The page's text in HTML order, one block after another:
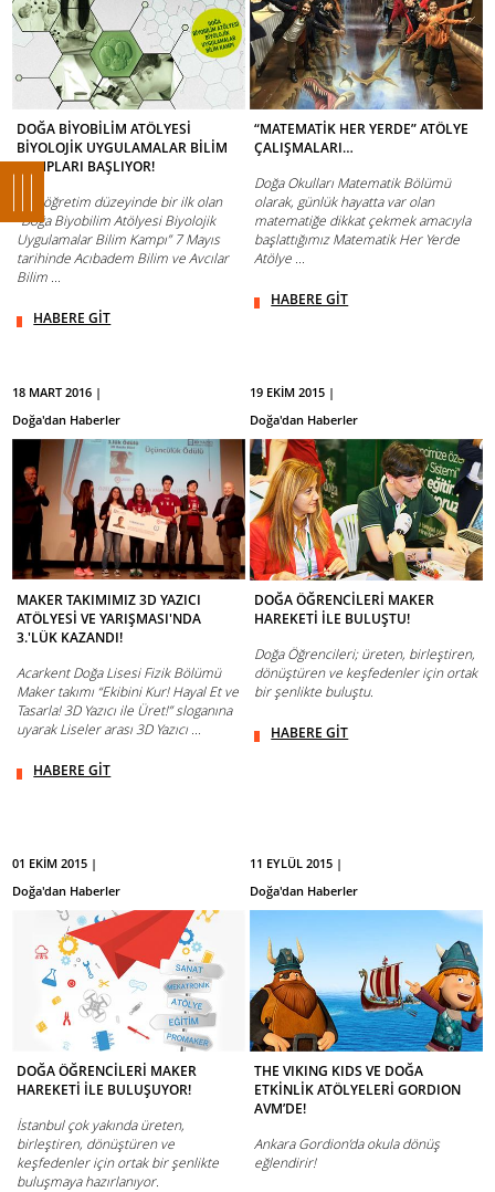
DOĞA BİYOBİLİM ATÖLYESİ
BİYOLOJİK UYGULAMALAR BİLİM
KAMPLARI BAŞLIYOR!
Ortaöğretim düzeyinde bir ilk olan
“Doğa Biyobilim Atölyesi Biyolojik
Uygulamalar Bilim Kampı” 7 Mayıs
tarihinde Acıbadem Bilim ve Avcılar
Bilim ...
HABERE GİT
“MATEMATİK HER YERDE” ATÖLYE
ÇALIŞMALARI…
Doğa Okulları Matematik Bölümü
olarak, günlük hayatta var olan
matematiğe dikkat çekmek amacıyla
başlattığımız Matematik Her Yerde
Atölye ...
HABERE GİT
18 MART 2016 |
Doğa'dan Haberler
MAKER TAKIMIMIZ 3D YAZICI
ATÖLYESİ VE YARIŞMASI'NDA
3.'LÜK KAZANDI!
Acarkent Doğa Lisesi Fizik Bölümü
Maker takımı “Ekibini Kur! Hayal Et ve
Tasarla! 3D Yazıcı ile Üret!” sloganına
uyarak Liseler arası 3D Yazıcı ...
HABERE GİT
19 EKİM 2015 |
Doğa'dan Haberler
DOĞA ÖĞRENCİLERİ MAKER
HAREKETİ İLE BULUŞTU!
Doğa Öğrencileri; üreten, birleştiren,
dönüştüren ve keşfedenler için ortak
bir şenlikte buluştu.
HABERE GİT
01 EKİM 2015 |
Doğa'dan Haberler
DOĞA ÖĞRENCİLERİ MAKER
HAREKETİ İLE BULUŞUYOR!
İstanbul çok yakında üreten,
birleştiren, dönüştüren ve
keşfedenler için ortak bir şenlikte
buluşmaya hazırlanıyor.
11 EYLÜL 2015 |
Doğa'dan Haberler
THE VIKING KIDS VE DOĞA
ETKİNLİK ATÖLYELERİ GORDION
AVM’DE!
Ankara Gordion’da okula dönüş
eğlendirir!